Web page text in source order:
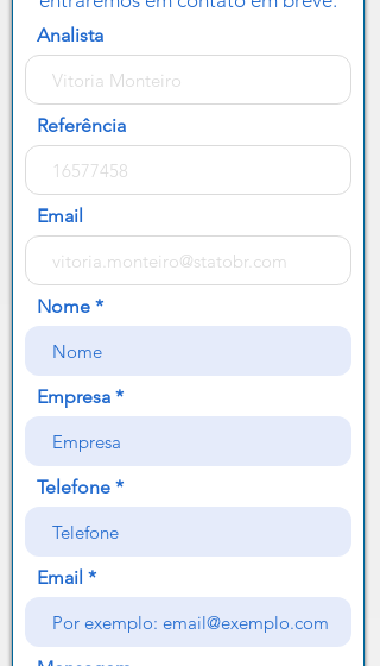
Analista
Referência
Email
Nome
Empresa
Telefone
Email